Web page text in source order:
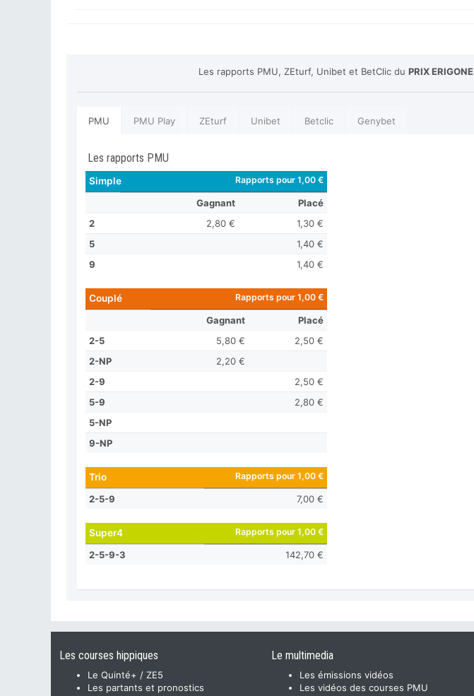
Les rapports PMU, ZEturf, Unibet et BetClic du PRIX ERIGONE
PMU PMU Play ZEturf Unibet Betclic Genybet
Les rapports PMU
Simple Rapports pour 1,00 €
Gagnant
Placé
2
2,80 €
1,30 €
5
1,40 €
9
1,40 €
Couplé Rapports pour 1,00 €
Gagnant
Placé
2-5
5,80 €
2,50 €
2-NP
2,20 €
2-9
2,50 €
5-9
2,80 €
5-NP
9-NP
Trio Rapports pour 1,00 €
2-5-9 7,00 €
Super4 Rapports pour 1,00 €
2-5-9-3 142,70 €
Les courses hippiques
Le Quinté+ / ZE5
Les partants et pronostics
Le multimedia
Les émissions vidéos
Les vidéos des courses PMU